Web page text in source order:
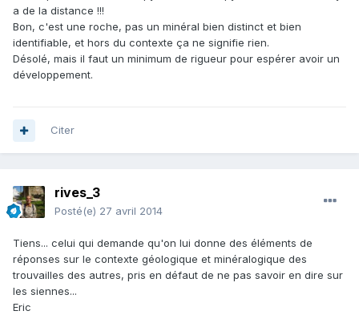
a de la distance !!!
Bon, c'est une roche, pas un minéral bien distinct et bien
identifiable, et hors du contexte ça ne signifie rien.
Désolé, mais il faut un minimum de rigueur pour espérer avoir un
développement.
Citer
rives_3
Posté(e) 27 avril 2014
Tiens... celui qui demande qu'on lui donne des éléments de
réponses sur le contexte géologique et minéralogique des
trouvailles des autres, pris en défaut de ne pas savoir en dire sur
les siennes...
Eric